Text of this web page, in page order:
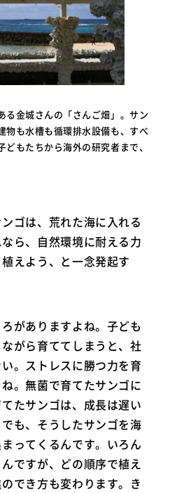
る金城さんの「さんご畑」。サン
物も水槽も循環排水設備も、すべ
もたちから海外の研究者まで、
ゴは、荒れた海に入れる
ら、自然環境に耐える力
えよう、と一念発起す
がありますよね。子ども
がら育ててしまうと、社
。ストレスに勝つ力を育
。無菌で育てたサンゴに
たサンゴは、成長は遅い
も、そうしたサンゴを海
ってくるんです。いろん
ですが、どの順序で植え
でき方も変わります。き